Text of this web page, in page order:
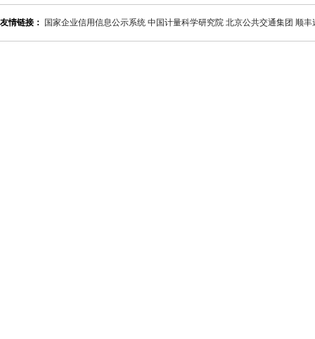
友情链接： 国家企业信用信息公示系统 中国计量科学研究院 北京公共交通集团 顺丰